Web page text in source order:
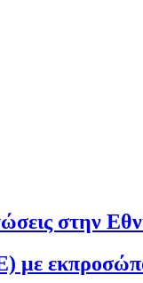
στην
με